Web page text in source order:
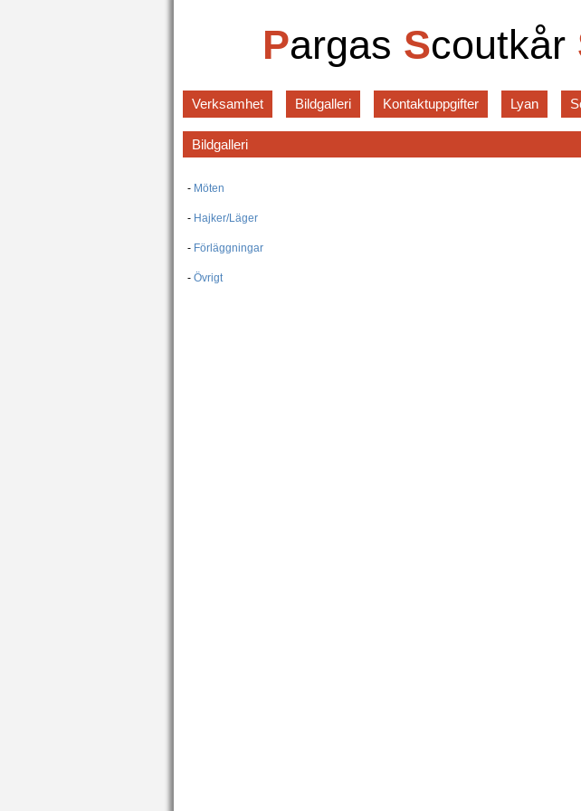
Pargas Scoutkår
Verksamhet Bildgalleri Kontaktuppgifter Lyan
Bildgalleri
- Möten
- Hajker/Läger
- Förläggningar
- Övrigt